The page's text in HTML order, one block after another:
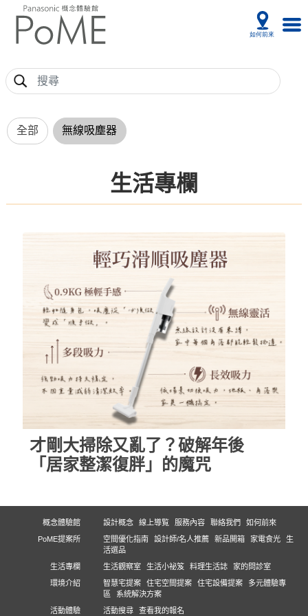
全部 無線吸塵器
生活專欄
才剛大掃除又亂了？破解年後
「居家整潔復胖」的魔咒
概念體驗館 設計概念 線上導覧 服務內容 聯絡我們
如何前來
PoME提案所
空間優化指南 設計師/名人推薦 新品開箱 家電食光
生
活選品
生活專欄
生活觀察室 生活小祕笈 料理生活誌
家的問診室
環境介紹
智慧宅提案 住宅空間提案 住宅設備提案
多元體驗專
區
系統解決方案
活動體驗
活動搜尋 查看我的報名